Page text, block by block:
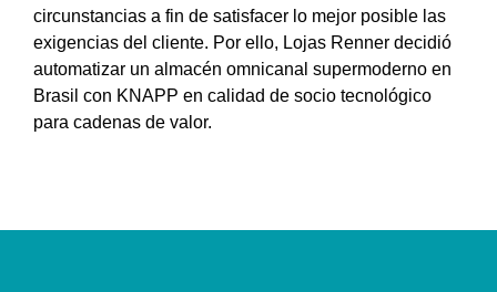
circunstancias a fin de satisfacer lo mejor posible las
exigencias del cliente. Por ello, Lojas Renner decidió
automatizar un almacén omnicanal supermoderno en
Brasil con KNAPP en calidad de socio tecnológico
para cadenas de valor.